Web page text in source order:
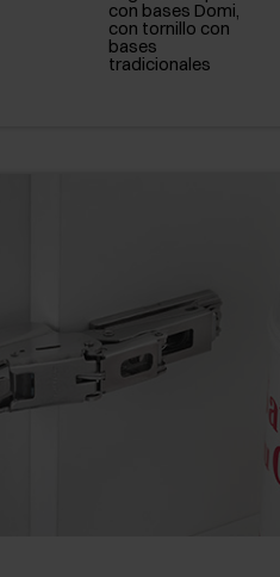
con bases Domi,
con tornillo con
bases
tradicionales